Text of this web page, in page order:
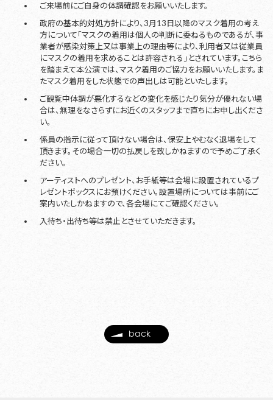
ご来場前にご自身の体調確認をお願いいたします。
政府の基本的対処方針により、3月13日以降のマスク着用の考え
方について「マスクの着用は個人の判断に委ねるものであるが、事
業者が感染対策上又は事業上の理由等により、利用者又は従業員
にマスクの着用を求めることは許容される」とされています。こちら
を踏まえて本公演では、マスク着用のご協力をお願いいたします。ま
たマスク着用をした状態での声出しは可能といたします。
ご観覧中体調が悪化するなどの変化を感じたり気分が優れない場
合は、無理をなさらずにお近くのスタッフまで直ちにお申し出くださ
い。
係員の指示に従って頂けない場合は、保安上やむなく退場をして
頂きます。その場合一切の払戻しを致しかねますので予めご了承く
ださい。
アーティストへのプレゼント、お手紙等は会場に設置されているプ
レゼントボックスにお預けください。設置場所については事前にご
案内いたしかねますので、各会場にてご確認ください。
入待ち・出待ち等は禁止とさせていただきます。
back